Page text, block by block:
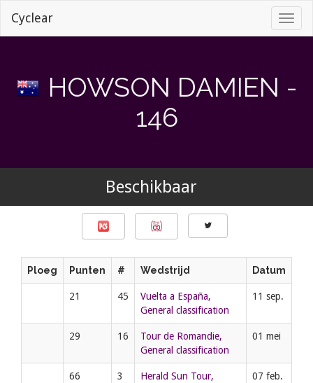
Cyclear
HOWSON DAMIEN -
146
Beschikbaar
Ploeg Punten # Wedstrijd Datum
21 45
Vuelta a España,
General classification
11 sep.
29 16
Tour de Romandie,
General classification
01 mei
66 3
Herald Sun Tour,
07 feb.